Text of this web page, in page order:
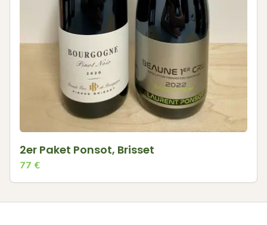
2er Paket Ponsot, Brisset
77 €